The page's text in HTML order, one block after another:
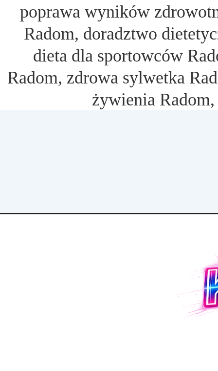
poprawa wyników
Radom, doradztwo
dieta dla sportowców
Radom, zdrowa sylwetka
żywienia